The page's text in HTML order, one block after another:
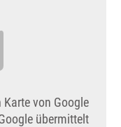
von Google
übermittelt